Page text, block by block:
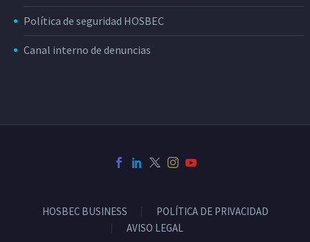
Política de seguridad HOSBEC
Canal interno de denuncias
HOSBEC BUSINESS
POLÍTICA DE PRIVACIDAD
AVISO LEGAL